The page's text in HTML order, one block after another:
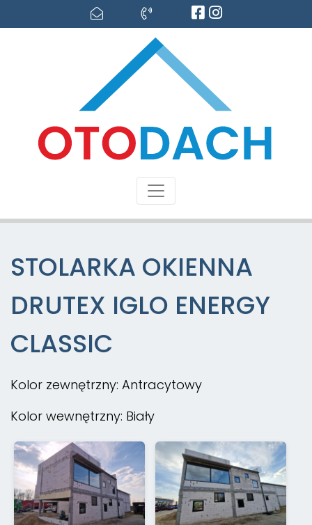
STOLARKA OKIENNA
DRUTEX IGLO ENERGY
CLASSIC
Kolor zewnętrzny: Antracytowy
Kolor wewnętrzny: Biały